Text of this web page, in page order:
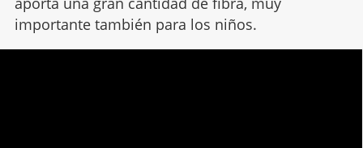
importante también para los niños.